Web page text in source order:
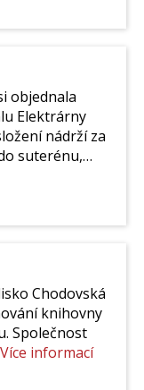
objednala
Elektrárny
nádrží za
suterénu,…
Chodovská
knihovny
Společnost
Více informací: